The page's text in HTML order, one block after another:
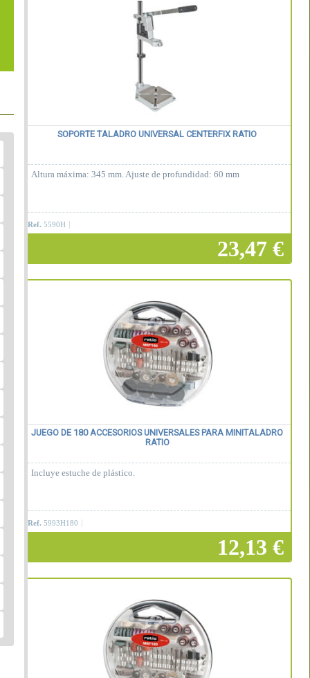
SOPORTE TALADRO UNIVERSAL CENTERFIX RATIO
Altura máxima: 345 mm. Ajuste de profundidad: 60 mm
Ref. 5590H
23,47 €
Añadir a la cesta
JUEGO DE 180 ACCESORIOS UNIVERSALES PARA MINITALADRO
RATIO
Incluye estuche de plástico.
Ref. 5993H180
12,13 €
Añadir a la cesta